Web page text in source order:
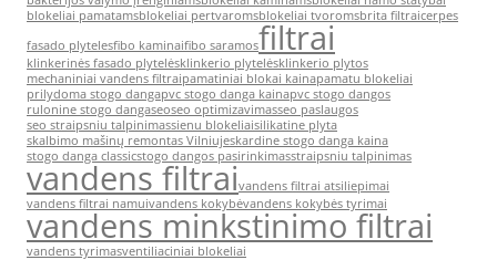
blokeliai pamatamsblokeliai pertvaromsblokeliai tvoromsbrita filtraicerpes
fasado plytelesfibo kaminaifibo saramosfiltrai
klinkerinės fasado plytelėsklinkerio plytelėsklinkerio plytos
mechaniniai vandens filtraipamatiniai blokai kainapamatu blokeliai
prilydoma stogo dangapvc stogo danga kainapvc stogo dangos
rulonine stogo dangaseoseo optimizavimasseo paslaugos
seo straipsniu talpinimassienu blokeliaisilikatine plyta
skalbimo mašinų remontas Vilniujeskardine stogo danga kaina
stogo danga classicstogo dangos pasirinkimasstraipsniu talpinimas
vandens filtraivandens filtrai atsiliepimai
vandens filtrai namuivandens kokybėvandens kokybės tyrimai
vandens minkstinimo filtrai
vandens tyrimasventiliaciniai blokeliai